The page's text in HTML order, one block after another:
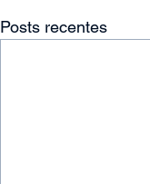
Posts recentes